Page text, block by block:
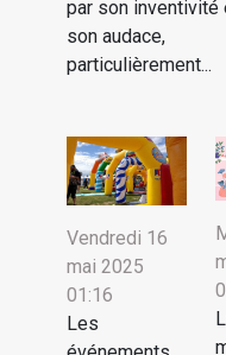
par son inventivité
son audace,
particulièrement...
Vendredi 16
mai 2025
01:16
Les